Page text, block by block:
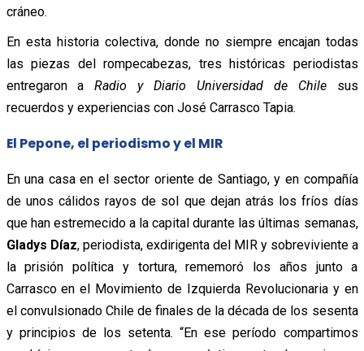
cráneo.
En esta historia colectiva, donde no siempre encajan todas
las piezas del rompecabezas, tres históricas periodistas
entregaron aRadio y Diario Universidad de Chilesus
recuerdos y experiencias con José Carrasco Tapia.
El Pepone, el periodismo y el MIR
En una casa en el sector oriente de Santiago, y en compañía
de unos cálidos rayos de sol que dejan atrás los fríos días
que han estremecido a la capital durante las últimas semanas,
Gladys Díaz, periodista, exdirigenta del MIR y sobreviviente a
la prisión política y tortura, rememoró los años junto a
Carrasco en el Movimiento de Izquierda Revolucionaria y en
el convulsionado Chile de finales de la década de los sesenta
y principios de los setenta. “En ese período compartimos